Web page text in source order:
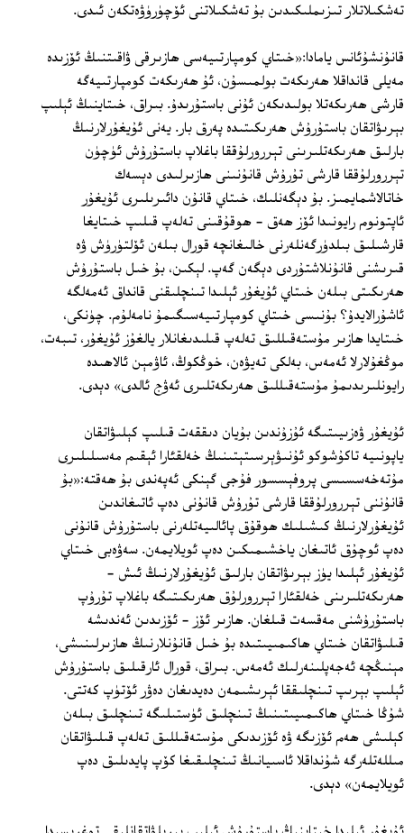
تەشكىلاتلار تىزىملىكىدىن بۇ تەشكىلاتنى ئۆچۈرۈۋەتكەن ئىدى.
قانۇنشۇئانس يامادا:«خىتاي كومپارتىيەسى ھازىرقى ۋاقىتنىڭ ئۆزىدە
مەيلى قانداقلا ھەرىكەت بولمىسۇن، ئۇ ھەرىكەت كومپارتىيەگە
قارشى ھەرىكەتلا بولىدىكەن ئۇنى باستۇرىدۇ. بىراق، خىتاينىڭ ئېلىپ
بېرىۋاتقان باستۇرۇش ھەرىكىتىدە پەرق بار. يەنى ئۇيغۇرلارنىڭ
بارلىق ھەرىكەتلىرىنى تېررورلۇققا باغلاپ باستۇرۇش ئۈچۈن
تېررورلۇققا قارشى تۇرۇش قانۇنىنى ھازىرلىدى دېسەك
خاتالاشمايمىز. بۇ دېگەنلىك، خىتاي قانۇن دائىرىلىرى ئۇيغۇر
ئاپتونوم رايونىدا ئۆز ھەق - ھوقۇقىنى تەلەپ قىلىپ خىتايغا
قارشىلىق بىلدۈرگەنلەرنى خالىغانچە قورال بىلەن ئۆلتۈرۈش ۋە
قىرىشنى قانۇنلاشتۇردى دېگەن گەپ. لېكىن، بۇ خىل باستۇرۇش
ھەرىكىتى بىلەن خىتاي ئۇيغۇر ئېلىدا تىنچلىقنى قانداق ئەمەلگە
ئاشۇرالايدۇ؟ بۇنىسى خىتاي كومپارتىيەسىگىمۇ نامەلۇم. چۈنكى،
خىتايدا ھازىر مۇستەقىللىق تەلەپ قىلىدىغانلار يالغۇز ئۇيغۇر، تىبەت،
موڭغۇلارلا ئەمەس، بەلكى تەيۋەن، خوڭكوڭ، ئاۋمېن ئالاھىدە
رايونلىرىدىمۇ مۇستەقىللىق ھەرىكەتلىرى ئەۋج ئالدى» دېدى.
ئۇيغۇر ۋەزىيىتىگە ئۇزۇندىن بۇيان دىققەت قىلىپ كېلىۋاتقان
ياپونىيە تاكۇشوكو ئۇنىۋېرسىتېتىنىڭ خەلقئارا ئېقىم مەسىلىلىرى
مۇتەخەسسىسى پروفېسسور فۇجى گېنكى ئەپەندى بۇ ھەقتە:«بۇ
قانۇننى تېررورلۇققا قارشى تۇرۇش قانۇنى دەپ ئاتىغاندىن
ئۇيغۇرلارنىڭ كىشىلىك ھوقۇق پائالىيەتلەرنى باستۇرۇش قانۇنى
دەپ ئوچۇق ئاتىغان ياخشىمىكىن دەپ ئويلايمەن. سەۋەبى خىتاي
ئۇيغۇر ئېلىدا يۈز بېرىۋاتقان بارلىق ئۇيغۇرلارنىڭ ئىش -
ھەرىكەتلىرىنى خەلقئارا تېررورلۇق ھەرىكىتىگە باغلاپ تۇرۇپ
باستۇرۇشنى مەقسەت قىلغان. ھازىر ئۆز - ئۆزىدىن ئەندىشە
قىلىۋاتقان خىتاي ھاكىمىيىتىدە بۇ خىل قانۇنلارنىڭ ھازىرلىنىشى،
مېنىڭچە ئەجەپلىنەرلىك ئەمەس. بىراق، قورال ئارقىلىق باستۇرۇش
ئېلىپ بېرىپ تىنچلىققا ئېرىشىمەن دەيدىغان دەۋر ئۆتۈپ كەتتى.
شۇڭا خىتاي ھاكىمىيىتىنىڭ تىنچلىق ئۈستىلىگە تىنچلىق بىلەن
كېلىشى ھەم ئۆزىگە ۋە ئۆزىدىكى مۇستەقىللىق تەلەپ قىلىۋاتقان
مىللەتلەرگە شۇنداقلا ئاسىيانىڭ تىنچلىقىغا كۆپ پايدىلىق دەپ
ئويلايمەن» دېدى.